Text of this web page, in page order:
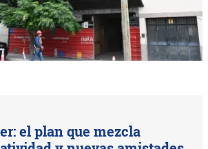
el plan que mezcla